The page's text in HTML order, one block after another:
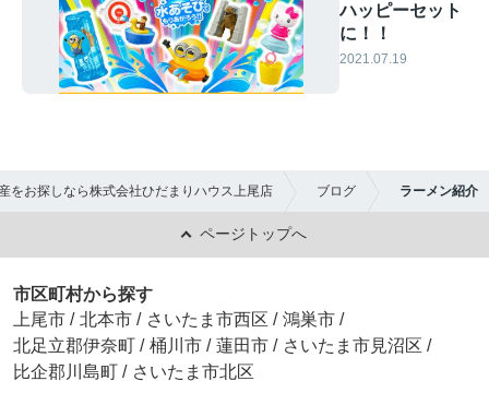
ハッピーセット
に！！
2021.07.19
をお探しなら株式会社ひだまりハウス上尾店 ブログ ラーメン紹介
ページトップへ
市区町村から探す
上尾市 / 北本市 / さいたま市西区 / 鴻巣市 /
北足立郡伊奈町 / 桶川市 / 蓮田市 / さいたま市見沼区 /
比企郡川島町 / さいたま市北区